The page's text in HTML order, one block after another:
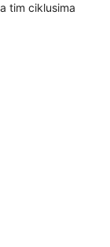
tim ciklusima